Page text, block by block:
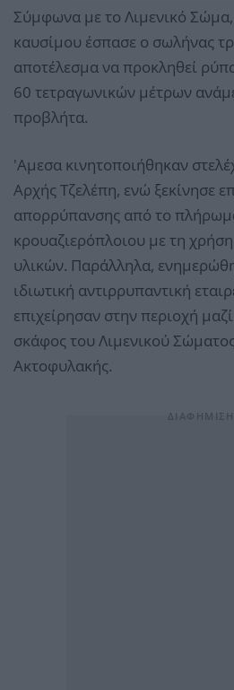
Σύμφωνα με το Λιμενικό
καυσίμου έσπασε ο σωλήνας
αποτέλεσμα να προκληθεί
60 τετραγωνικών μέτρων
προβλήτα.
'Αμεσα κινητοποιήθηκαν
Αρχής Τζελέπη, ενώ ξεκίνησε
απορρύπανσης από το
κρουαζιερόπλοιου με τη
υλικών. Παράλληλα,
ιδιωτική αντιρρυπαντική
επιχείρησαν στην περιοχή
σκάφος του Λιμενικού
Ακτοφυλακής.